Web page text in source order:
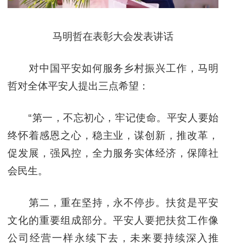
马明哲在表彰大会发表讲话
对中国平安如何服务乡村振兴工作，马明
哲对全体平安人提出三点希望：
“第一，不忘初心，牢记使命。平安人要始
终怀着感恩之心，稳主业，谋创新，推改革，
促发展，强风控，全力服务实体经济，保障社
会民生。
第二，重在坚持，永不停步。扶贫是平安
文化的重要组成部分。平安人要把扶贫工作像
公司经营一样永续下去，未来要持续深入推